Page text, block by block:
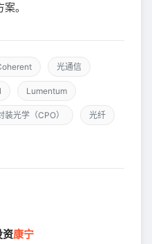
。
光通信
Lumentum
装光学（CPO） 光纤
资康宁